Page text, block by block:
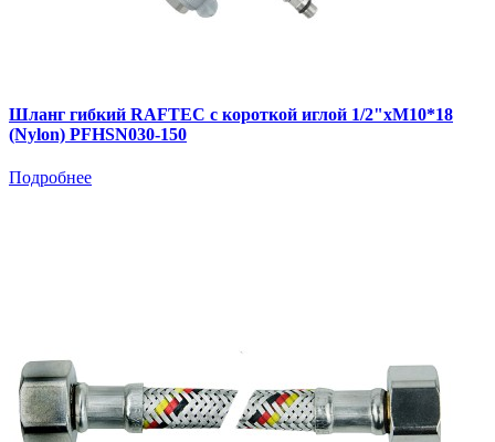
Шланг гибкий RAFTEC с короткой иглой 1/2"хM10*18
(Nylon) PFHSN030-150
Подробнее